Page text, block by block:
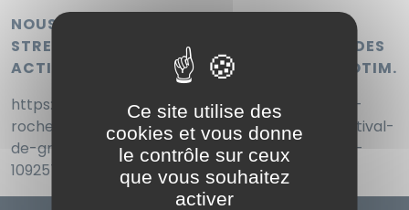
NOUS SOMMES FIERS DE PROMOUVOIR LE
STREETART AVEC LA SIRÈNE, PARTENAIRE DES
ACTIVITÉS CULTURELLES DU GROUPE EUROTIM.
https://www.sudouest.fr/charente-maritime/la-
rochelle-un-jus-de-planete-en-aperitif-du-festival-
de-graff-lord-in-the-west-avec-l-artiste-jace-
10925717.php
Ce site utilise des
cookies et vous donne
le contrôle sur ceux
que vous souhaitez
activer